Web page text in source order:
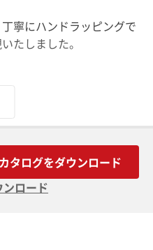
寧にハンドラッピングで
たしました。
カタログをダウンロード
ロード